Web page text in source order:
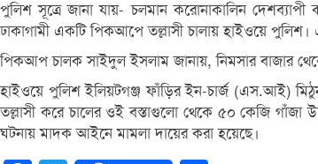
পুলিশ সূত্রে জানা যায়- চলমান করোনাকালিন
ঢাকাগামী একটি পিকআপে তল্লাসী চালায় হাইওয়ে
পিকআপ চালক সাইদুল ইসলাম জানায়, নিমসার বাজার
হাইওয়ে পুলিশ ইলিয়টগঞ্জ ফাঁড়ির ইন-চার্জ (এস.আই)
তল্লাসী করে চালের ওই বস্তাগুলো থেকে ৫০ কেজি
ঘটনায় মাদক আইনে মামলা দায়ের করা হয়েছে।